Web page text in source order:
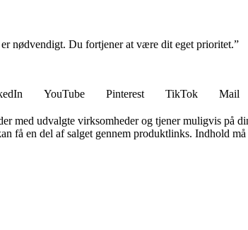
nødvendigt. Du fortjener at være dit eget prioritet.”
YouTube Pinterest TikTok Mail
med udvalgte virksomheder og tjener muligvis på
få en del af salget gennem produktlinks. Indhold